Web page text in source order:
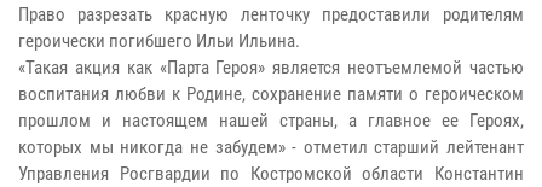
Право разрезать красную ленточку предоставили родителям
героически погибшего Ильи Ильина.
«Такая акция как «Парта Героя» является неотъемлемой частью
воспитания любви к Родине, сохранение памяти о героическом
прошлом и настоящем нашей страны, а главное ее Героях,
которых мы никогда не забудем» - отметил старший лейтенант
Управления Росгвардии по Костромской области Константин